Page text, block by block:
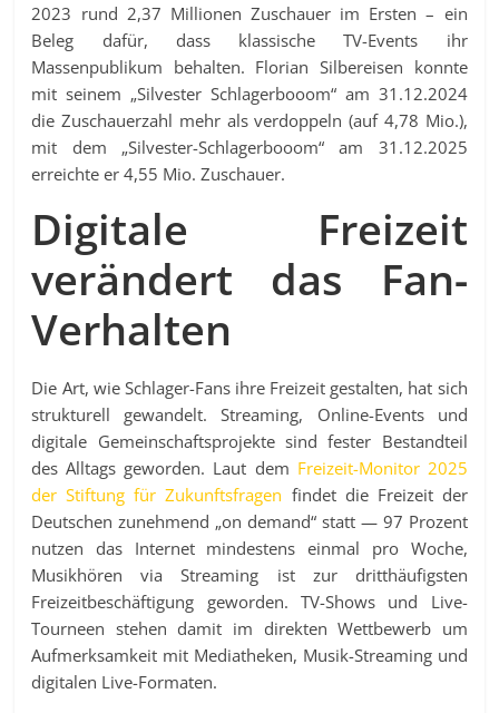
2023 rund 2,37 Millionen Zuschauer im Ersten – ein
Beleg dafür, dass klassische TV-Events ihr
Massenpublikum behalten. Florian Silbereisen konnte
mit seinem „Silvester Schlagerbooom“ am 31.12.2024
die Zuschauerzahl mehr als verdoppeln (auf 4,78 Mio.),
mit dem „Silvester-Schlagerbooom“ am 31.12.2025
erreichte er 4,55 Mio. Zuschauer.
Digitale Freizeit
verändert das Fan-
Verhalten
Die Art, wie Schlager-Fans ihre Freizeit gestalten, hat sich
strukturell gewandelt. Streaming, Online-Events und
digitale Gemeinschaftsprojekte sind fester Bestandteil
des Alltags geworden. Laut dem Freizeit-Monitor 2025
der Stiftung für Zukunftsfragen findet die Freizeit der
Deutschen zunehmend „on demand“ statt — 97 Prozent
nutzen das Internet mindestens einmal pro Woche,
Musikhören via Streaming ist zur dritthäufigsten
Freizeitbeschäftigung geworden. TV-Shows und Live-
Tourneen stehen damit im direkten Wettbewerb um
Aufmerksamkeit mit Mediatheken, Musik-Streaming und
digitalen Live-Formaten.